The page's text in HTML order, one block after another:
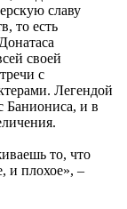
славу
то есть
своей
с
Легендой
Баниониса, и в
то, что
и плохое», –